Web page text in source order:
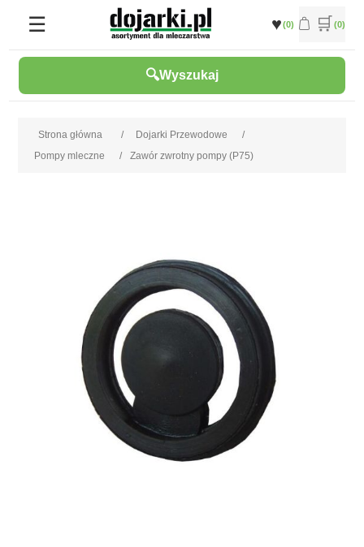
(0) (0)
Wyszukaj
Strona główna / Dojarki Przewodowe
/
Pompy mleczne
/ Zawór zwrotny pompy (P75)